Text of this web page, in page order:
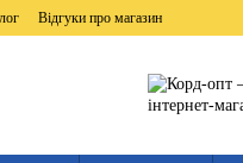
Відгуки про магазин